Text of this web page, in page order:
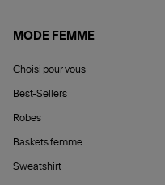
MODE FEMME
Choisi pour vous
Best-Sellers
Robes
Baskets femme
Sweatshirt